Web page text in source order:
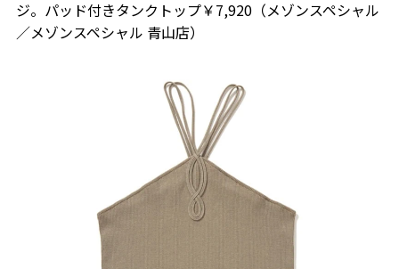
ジ。パッド付きタンクトップ￥7,920（メゾンスペシャル
／メゾンスペシャル 青山店）